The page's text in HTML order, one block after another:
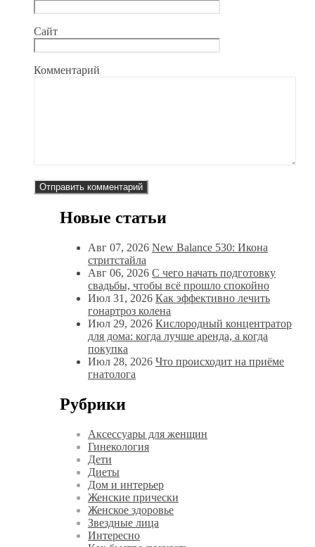
Сайт
Комментарий
Новые статьи
Авг 07, 2026 New Balance 530: Икона
стритстайла
Авг 06, 2026 С чего начать подготовку
свадьбы, чтобы всё прошло спокойно
Июл 31, 2026 Как эффективно лечить
гонартроз колена
Июл 29, 2026 Кислородный концентратор
для дома: когда лучше аренда, а когда
покупка
Июл 28, 2026 Что происходит на приёме
гнатолога
Рубрики
Аксессуары для женщин
Гинекология
Дети
Диеты
Дом и интерьер
Женские прически
Женское здоровье
Звездные лица
Интересно